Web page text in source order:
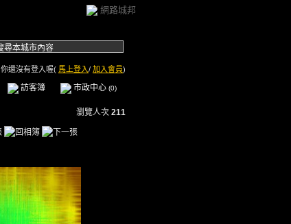
網路城邦
你還沒有登入喔( 馬上登入/ 加入會員)
訪客簿 市政中心 (0)
瀏覽人次 211